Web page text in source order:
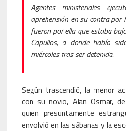
Agentes ministeriales
aprehensión en su contra por
fueron por ella que estaba
Capullos, a donde había
miércoles tras ser detenida.
Según trascendió, la menor
con su novio, Alan Osmar,
quien presuntamente
envolvió en las sábanas y la